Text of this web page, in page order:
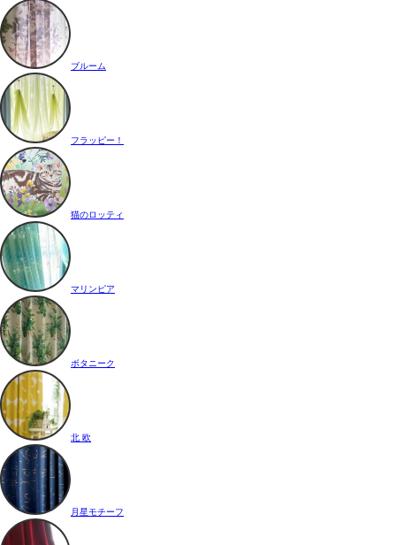
ブルーム
フラッピー！
猫のロッティ
マリンピア
ボタニーク
北 欧
月星モチーフ